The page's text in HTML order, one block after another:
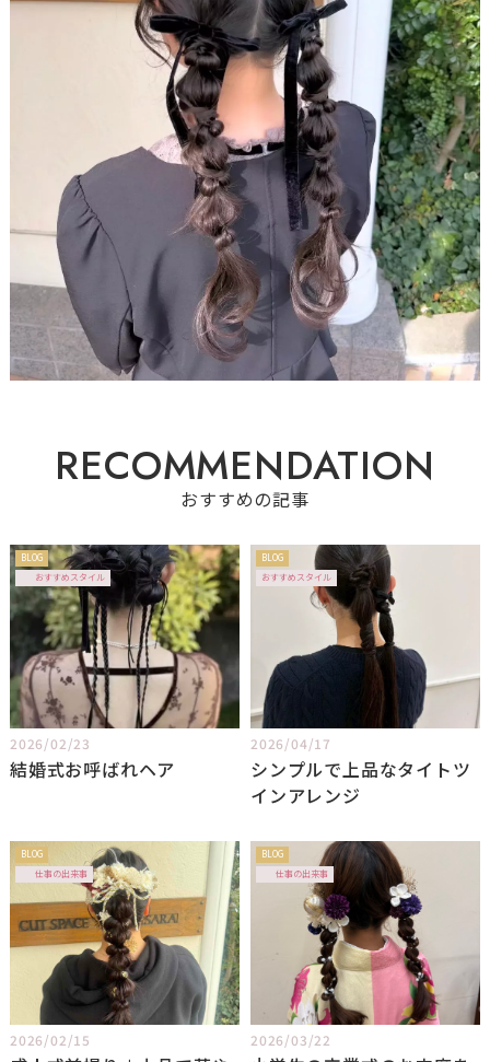
RECOMMENDATION
おすすめの記事
BLOG
おすすめスタイル
2026/02/23
結婚式お呼ばれヘア
BLOG
おすすめスタイル
2026/04/17
シンプルで上品なタイトツ
インアレンジ
BLOG
仕事の出来事
2026/02/15
BLOG
仕事の出来事
2026/03/22